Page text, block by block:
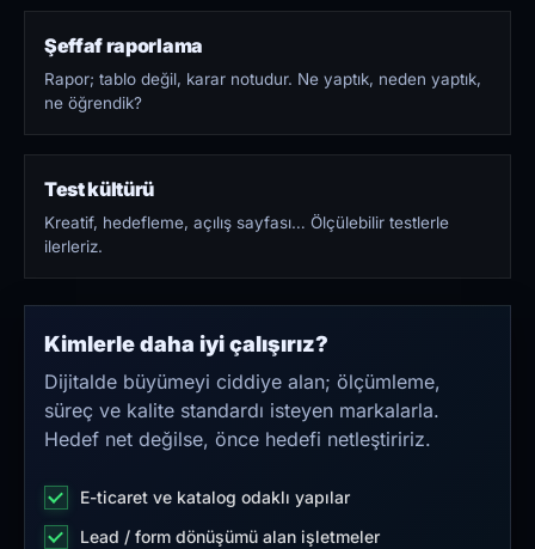
Şeffaf raporlama
Rapor; tablo değil, karar notudur. Ne yaptık, neden yaptık,
ne öğrendik?
Test kültürü
Kreatif, hedefleme, açılış sayfası… Ölçülebilir testlerle
ilerleriz.
Kimlerle daha iyi çalışırız?
Dijitalde büyümeyi ciddiye alan; ölçümleme,
süreç ve kalite standardı isteyen markalarla.
Hedef net değilse, önce hedefi netleştiririz.
E-ticaret ve katalog odaklı yapılar
Lead / form dönüşümü alan işletmeler